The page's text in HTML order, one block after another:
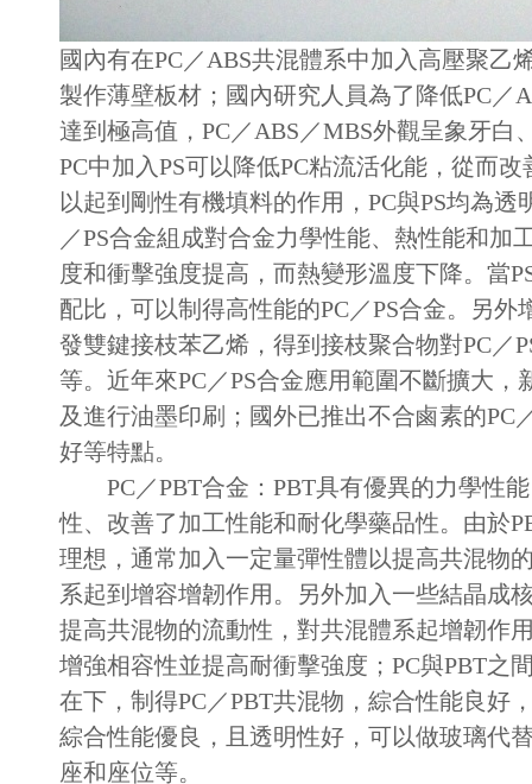
國內有在PC／ABS共混體系中加入高壓聚
製作薄壁板材；國內研究人員為了降低PC／
達到極高值，PC／ABS／MBS外觀呈象牙
PC中加入PS可以降低PC粘流活化能，從而
以起到剛性有機填料的作用，PC與PS均為
／PS合金組成對合金力學性能、熱性能和加
度和衝擊強度提高，而熱變形溫度下降。當
配比，可以制得高性能的PC／PS合金。另
發雙鍵接枝苯乙烯，得到接枝聚合物對PC／
等。近年來PC／PS合金應用範圍不斷擴大
及進行油墨印刷；國外已推出不合鹵素的
好等特點。
PC／PBT合金：PBT具有優異的力學性能
性、改善了加工性能和耐化學藥品性。由於
理想，通常加入一定量彈性體以提高共混物
系起到增容增韌作用。另外加入一些結晶成
提高共混物的流動性，對共混體系起增韌作
增強相容性並提高耐衝擊強度；PC與PBT之
在下，制得PC／PBT共混物，綜合性能良好
綜合性能優良，且透明性好，可以做玻璃代
座和座位等。